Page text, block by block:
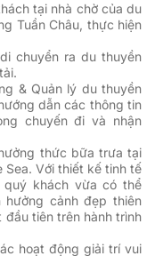
tại nhà chờ của du
Tuần Châu, thực hiện
chuyển ra du thuyền
& Quản lý du thuyền
dẫn các thông tin
chuyến đi và nhận
thức bữa trưa tại
Sea. Với thiết kế tinh tế
khách vừa có thể
cảnh đẹp thiên
tiên trên hành trình
hoạt động giải trí vui